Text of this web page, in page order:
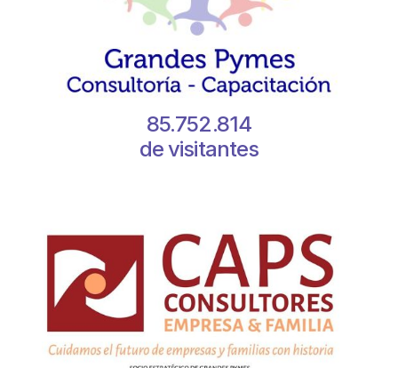
85.752.814
de visitantes